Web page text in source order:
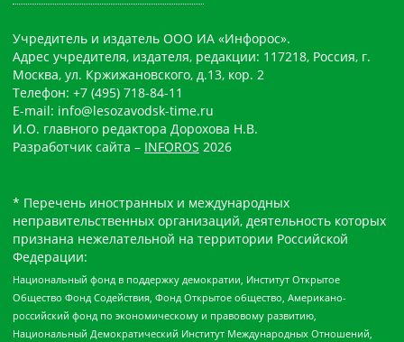
Учредитель и издатель ООО ИА «Инфорос».
Адрес учредителя, издателя, редакции: 117218, Россия, г.
Москва, ул. Кржижановского, д.13, кор. 2
Телефон: +7 (495) 718-84-11
E-mail: info@lesozavodsk-time.ru
И.О. главного редактора Дорохова Н.В.
Разработчик сайта – INFOROS 2026
* Перечень иностранных и международных
неправительственных организаций, деятельность которых
признана нежелательной на территории Российской
Федерации:
Национальный фонд в поддержку демократии, Институт Открытое
Общество Фонд Содействия, Фонд Открытое общество, Американо-
российский фонд по экономическому и правовому развитию,
Национальный Демократический Институт Международных Отношений,